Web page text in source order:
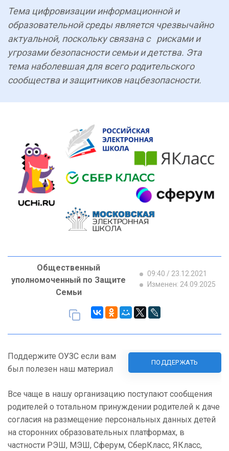
Тема цифровизации информационной и
образовательной среды является чрезвычайно
актуальной, поскольку связана с рисками и
угрозами безопасности семьи и детства. Эта
тема наболевшая для всего родительского
сообщества и защитников нацбезопасности.
Общественный
уполномоченный по Защите
Семьи
09:40 / 23.12.2021
Изменен: 24.09.2025
Поддержите ОУЗС если вам
был полезен наш материал
ПОДДЕРЖАТЬ
Все чаще в нашу организацию поступают сообщения
родителей о тотальном принуждении родителей к даче
согласия на размещение персональных данных детей
на сторонних образовательных платформах, в
частности РЭШ, МЭШ, Сферум, СберКласс, ЯКласс,